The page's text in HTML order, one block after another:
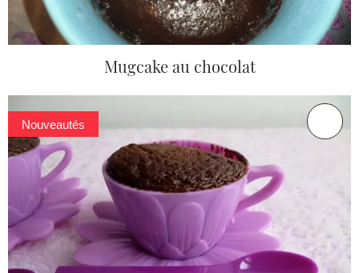
Mugcake au chocolat
Nouveautés